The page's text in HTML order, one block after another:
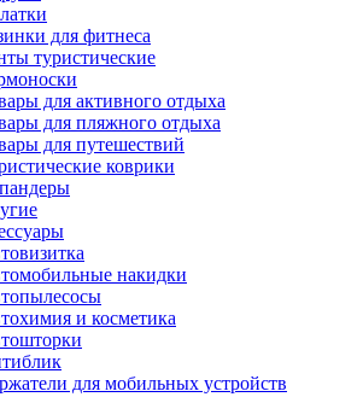
для фитнеса
туристические
для активного отдыха
для пляжного отдыха
для путешествий
коврики
накидки
и косметика
для мобильных устройств